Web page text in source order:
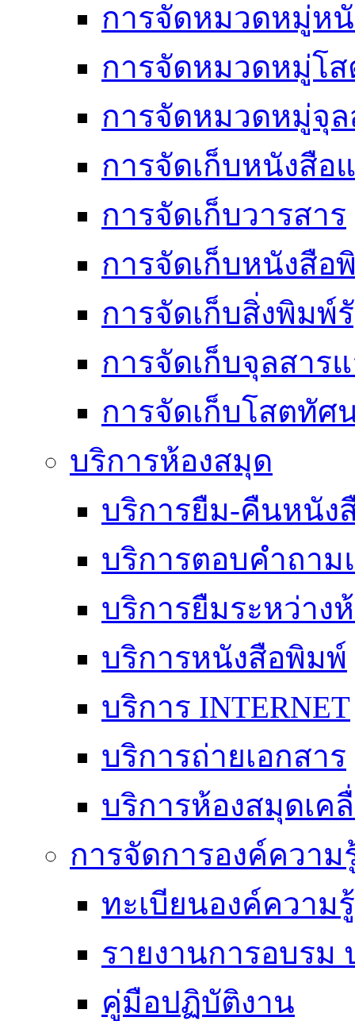
การจัดหมวดหมู่ห
การจัดหมวดหมู่โ
การจัดหมวดหมู่จุ
การจัดเก็บหนังสือ
การจัดเก็บวารสาร
การจัดเก็บหนังสือ
การจัดเก็บสิ่งพิมพ์
การจัดเก็บจุลสาร
การจัดเก็บโสตทัศ
บริการห้องสมุด
บริการยืม-คืนหนัง
บริการตอบคำถา
บริการยืมระหว่าง
บริการหนังสือพิมพ์
บริการ INTERNET
บริการถ่ายเอกสาร
บริการห้องสมุดเค
การจัดการองค์ความ
ทะเบียนองค์ความ
รายงานการอบรม
คู่มือปฏิบัติงาน